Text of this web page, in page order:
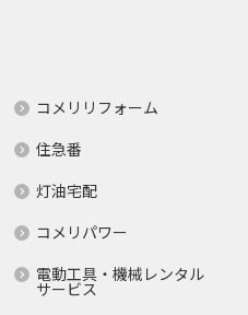
コメリリフォーム
住急番
灯油宅配
コメリパワー
電動工具・機械レンタル
サービス